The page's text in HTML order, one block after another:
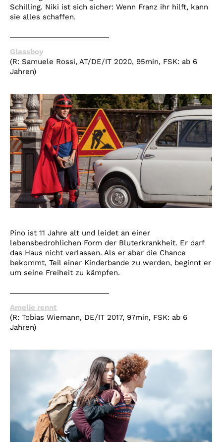
Schilling. Niki ist sich sicher: Wenn Franz ihr hilft, kann
sie alles schaffen.
Glassboy
(R: Samuele Rossi, AT/DE/IT 2020, 95min, FSK: ab 6
Jahren)
Pino ist 11 Jahre alt und leidet an einer
lebensbedrohlichen Form der Bluterkrankheit. Er darf
das Haus nicht verlassen. Als er aber die Chance
bekommt, Teil einer Kinderbande zu werden, beginnt er
um seine Freiheit zu kämpfen.
Amelie rennt
(R: Tobias Wiemann, DE/IT 2017, 97min, FSK: ab 6
Jahren)